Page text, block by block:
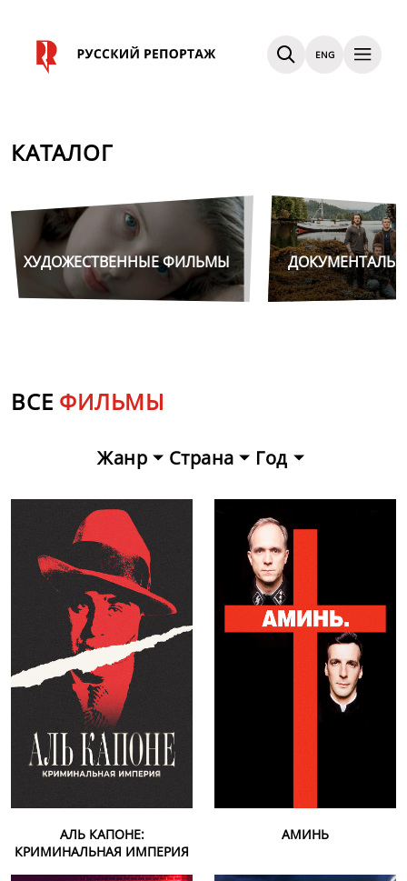
ENG
КАТАЛОГ
ХУДОЖЕСТВЕННЫЕ ФИЛЬМЫ
ВСЕ ФИЛЬМЫ
Жанр Страна Год
АЛЬ КАПОНЕ:
КРИМИНАЛЬНАЯ ИМПЕРИЯ
АМИНЬ